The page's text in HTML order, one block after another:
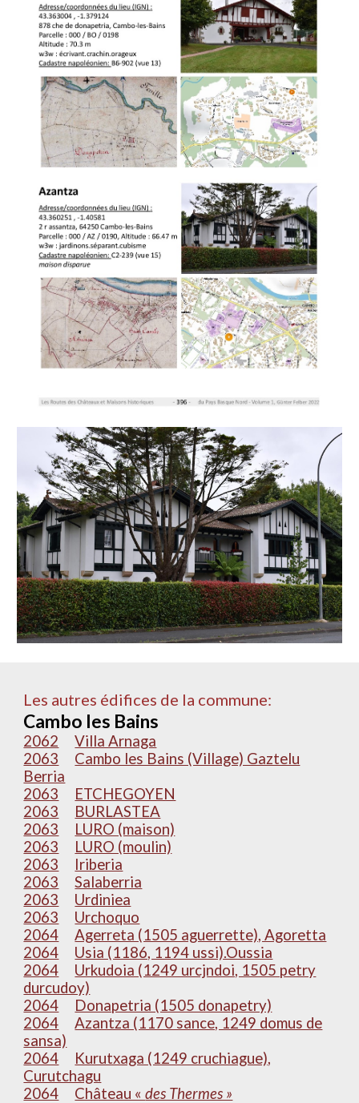
Les autres édifices de la commune:
Cambo les Bains
2062
Villa Arnaga
2063
Cambo les Bains (Village) Gaztelu
Berria
2063
ETCHEGOYEN
2063
BURLASTEA
2063
LURO (maison)
2063
LURO (moulin)
2063
Iriberia
2063
Salaberria
2063
Urdiniea
2063
Urchoquo
2064
Agerreta (1505 aguerrette), Agoretta
2064
Usia (1186, 1194 ussi).Oussia
2064
Urkudoia (1249 urcjndoi, 1505 petry
durcudoy)
2064
Donapetria (1505 donapetry)
2064
Azantza (1170 sance, 1249 domus de
sansa)
2064
Kurutxaga (1249 cruchiague),
Curutchagu
2064
Château «des Thermes »